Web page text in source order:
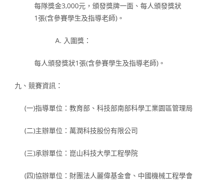
每隊獎金3,000元，頒發獎牌一面、每人頒發獎狀
1張(含參賽學生及指導老師)。
入圍獎：
每人頒發獎狀1張(含參賽學生及指導老師)。
九、競賽資訊：
(一)指導單位：教育部、科技部南部科學工業園區管理局
(二)主辦單位：萬潤科技股份有限公司
(三)承辦單位：崑山科技大學工程學院
(四)協辦單位：財團法人麗偉基金會、中國機械工程學會